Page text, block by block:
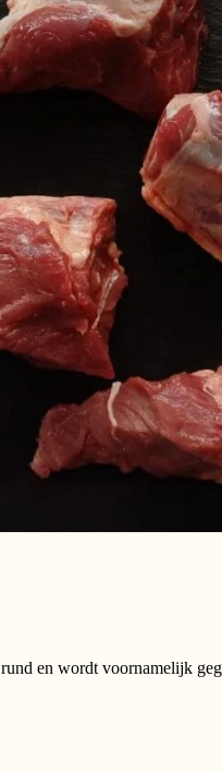
en wordt voornamelijk